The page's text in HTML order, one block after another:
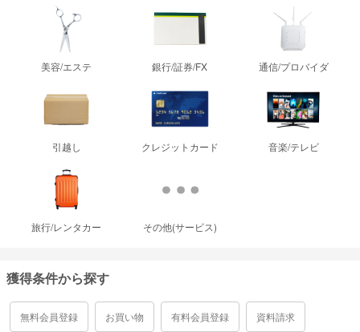
美容/エステ 銀行/証券/FX 通信/プロバイダ
引越し クレジットカード 音楽/テレビ
旅行/レンタカー その他(サービス)
獲得条件から探す
無料会員登録 お買い物 有料会員登録 資料請求